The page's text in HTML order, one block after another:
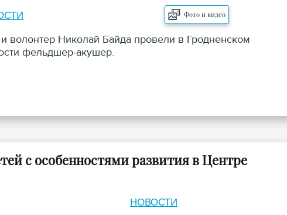
Фото и видео
волонтер Николай Байда провели в Гродненском
фельдшер-акушер.
с особенностями развития в Центре
НОВОСТИ